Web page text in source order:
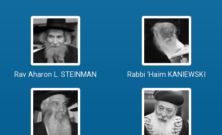
Rav Aharon L. STEINMAN Rabbi 'Haïm KANIEWSKI